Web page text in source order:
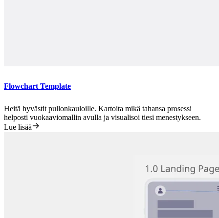
Flowchart Template
Heitä hyvästit pullonkauloille. Kartoita mikä tahansa prosessi
helposti vuokaaviomallin avulla ja visualisoi tiesi menestykseen.
Lue lisää